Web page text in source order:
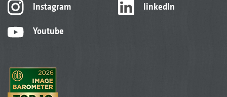
Instagram
Youtube
linkedIn